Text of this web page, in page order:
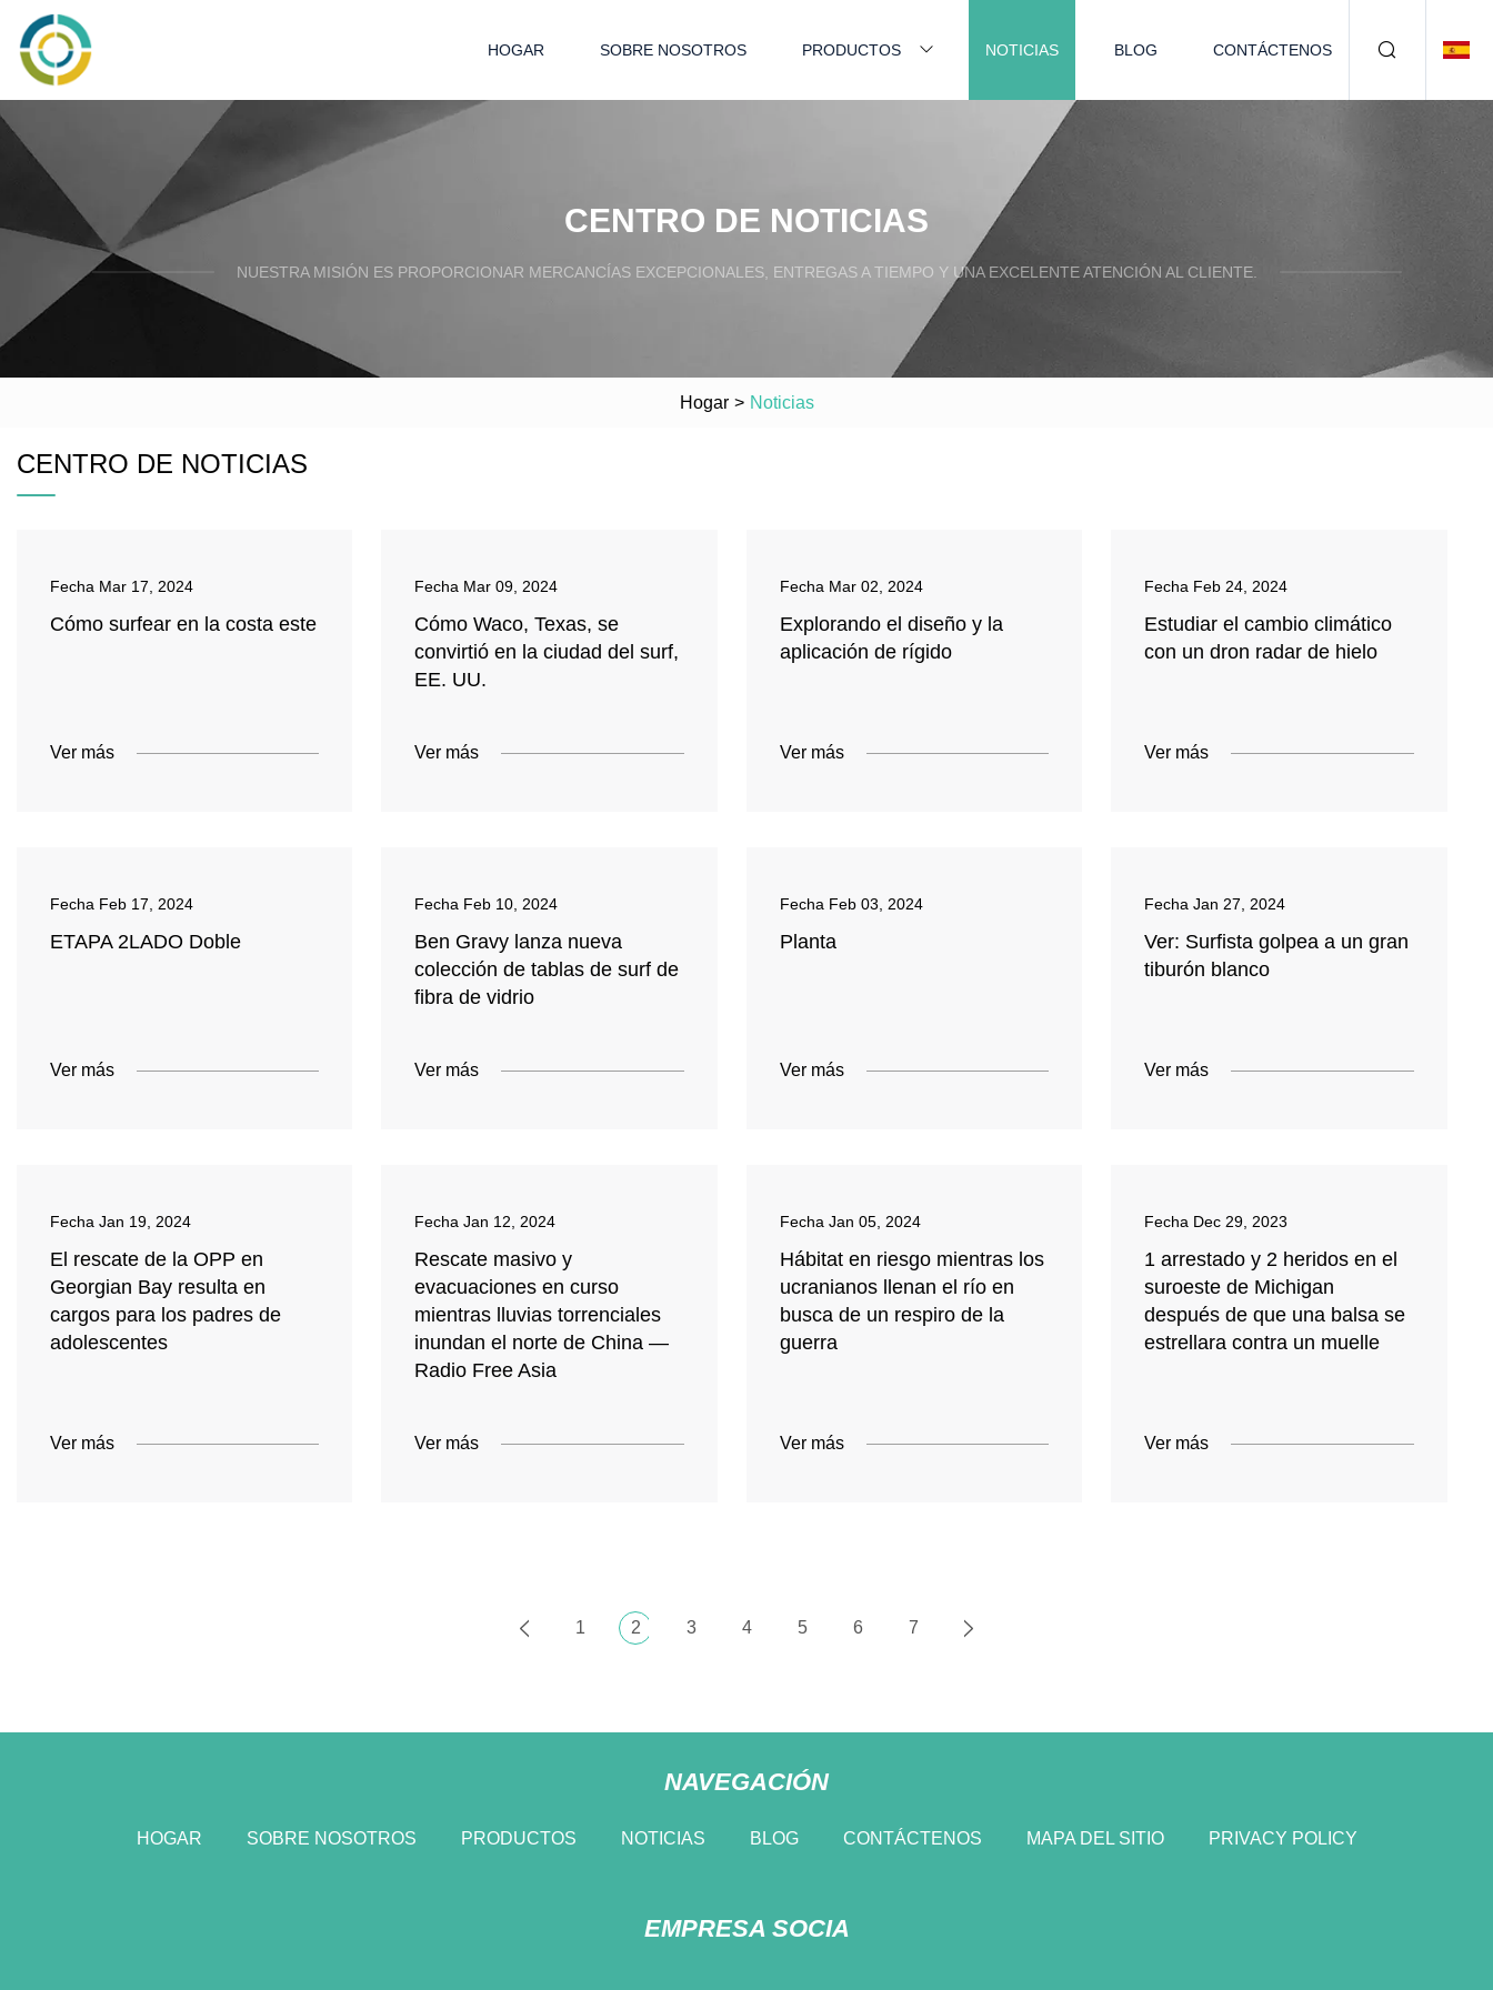
HOGAR SOBRE NOSOTROS PRODUCTOS NOTICIAS BLOG CONTÁCTENOS
CENTRO DE NOTICIAS
NUESTRA MISIÓN ES PROPORCIONAR MERCANCÍAS EXCEPCIONALES, ENTREGAS A TIEMPO Y UNA EXCELENTE ATENCIÓN AL CLIENTE.
Hogar > Noticias
CENTRO DE NOTICIAS
Fecha Mar 17, 2024
Cómo surfear en la costa este
Ver más
Fecha Mar 09, 2024
Cómo Waco, Texas, se
convirtió en la ciudad del surf,
EE. UU.
Ver más
Fecha Mar 02, 2024
Explorando el diseño y la
aplicación de rígido
Ver más
Fecha Feb 24, 2024
Estudiar el cambio climático
con un dron radar de hielo
Ver más
Fecha Feb 17, 2024
ETAPA 2LADO Doble
Ver más
Fecha Feb 10, 2024
Ben Gravy lanza nueva
colección de tablas de surf de
fibra de vidrio
Ver más
Fecha Feb 03, 2024
Planta
Ver más
FechaJan 27, 2024
Ver: Surfista golpea a un gran
tiburón blanco
Ver más
Fecha Jan 19, 2024
El rescate de la OPP en
Georgian Bay resulta en
cargos para los padres de
adolescentes
Ver más
FechaJan 12, 2024
Rescate masivo y
evacuaciones en curso
mientras lluvias torrenciales
inundan el norte de China —
Radio Free Asia
Ver más
Fecha Jan 05, 2024
Hábitat en riesgo mientras los
ucranianos llenan el río en
busca de un respiro de la
guerra
Ver más
Fecha Dec 29, 2023
1 arrestado y 2 heridos en el
suroeste de Michigan
después de que una balsa se
estrellara contra un muelle
Ver más
1 2 3 4 5 6 7
NAVEGACIÓN
HOGAR SOBRE NOSOTROS PRODUCTOS NOTICIAS BLOG CONTÁCTENOS MAPA DEL SITIO PRIVACY POLICY
EMPRESA SOCIA